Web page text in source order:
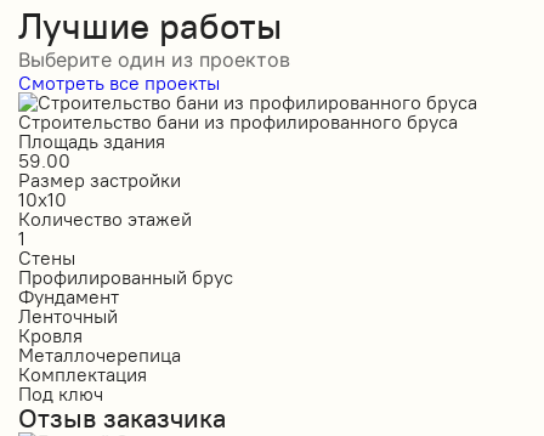
Лучшие работы
Выберите один из проектов
Смотреть все проекты
Строительство бани из профилированного бруса
Площадь здания
59.00
Размер застройки
10х10
Количество этажей
1
Стены
Профилированный брус
Фундамент
Ленточный
Кровля
Металлочерепица
Комплектация
Под ключ
Отзыв заказчика